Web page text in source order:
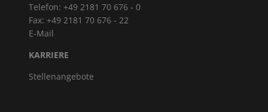
Telefon: +49 2181 70 676 - 0
Fax: +49 2181 70 676 - 22
E-Mail
KARRIERE
Stellenangebote